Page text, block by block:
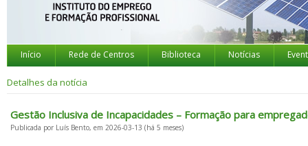
Início Rede de Centros Biblioteca Notícias
Detalhes da notícia
Gestão Inclusiva de Incapacidades – Formação para
Publicada por Luís Bento, em 2026-03-13 (há 5 meses)